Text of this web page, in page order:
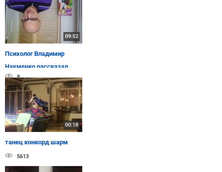
09:52
Психолог Владимир
Науменко рассказал
читательницам
tochka.net, почему ...
8
00:18
танец конкорд шарм
5613